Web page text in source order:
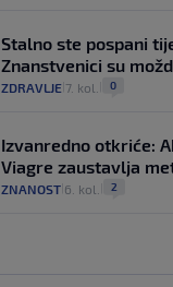
Stalno ste pospani
Znanstvenici su
ZDRAVLJE 7. kol. 0
Izvanredno otkriće:
Viagre zaustavlja
ZNANOST 6. kol. 2